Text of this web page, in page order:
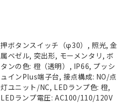
押ボタンスイッチ（φ30）, 照光, 金
属ベゼル, 突出形, モーメンタリ, ボ
タンの色: 橙（透明）, IP66, プッシ
ュインPlus端子台, 接点構成: NO/点
灯ユニット/NC, LEDランプ色: 橙,
LEDランプ電圧: AC100/110/120V